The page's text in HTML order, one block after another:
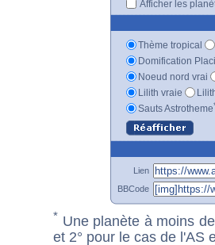
Afficher les
Thème tropical
Domification
Noeud nord vrai
Lilith vraie
Sauts Astrotheme
Lien
BBCode
* Une planète à moins
et 2° pour le cas de l'AS